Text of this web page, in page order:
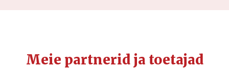
Meie partnerid ja toetajad